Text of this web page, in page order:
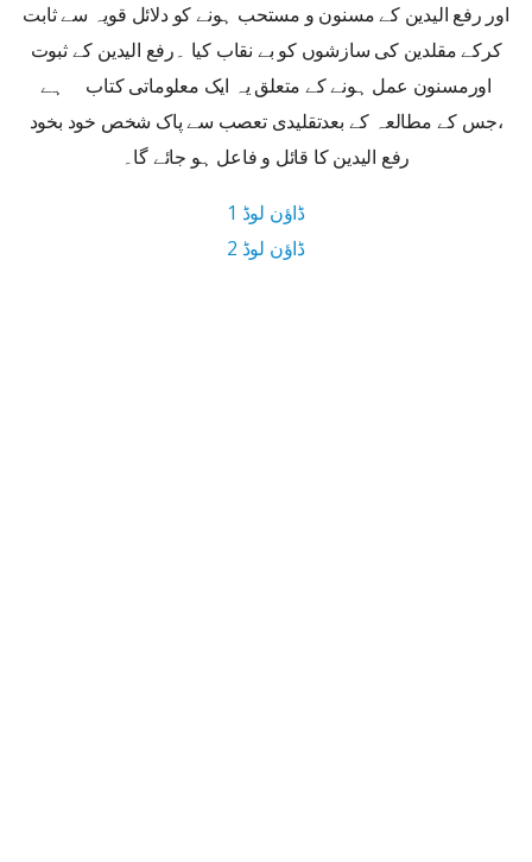
اور رفع الیدین کے مسنون و مستحب ہونے کو دلائل قویہ سے ثابت
کرکے مقلدین کی سازشوں کو بے نقاب کیا ۔رفع الیدین کے ثبوت
اورمسنون عمل ہونے کے متعلق یہ ایک معلوماتی کتاب ہے
،جس کے مطالعہ کے بعدتقلیدی تعصب سے پاک شخص خود بخود
رفع الیدین کا قائل و فاعل ہو جائے گا۔
ڈاؤن لوڈ 1
ڈاؤن لوڈ 2